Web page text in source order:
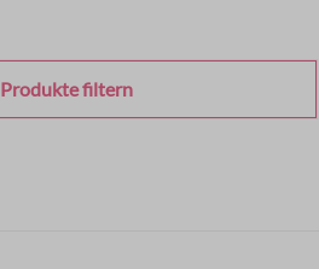
Produkte filtern